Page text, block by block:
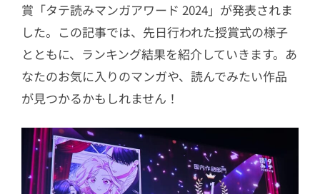
賞「タテ読みマンガアワード 2024」が発表されま
した。この記事では、先日行われた授賞式の様子
とともに、ランキング結果を紹介していきます。あ
なたのお気に入りのマンガや、読んでみたい作品
が見つかるかもしれません！